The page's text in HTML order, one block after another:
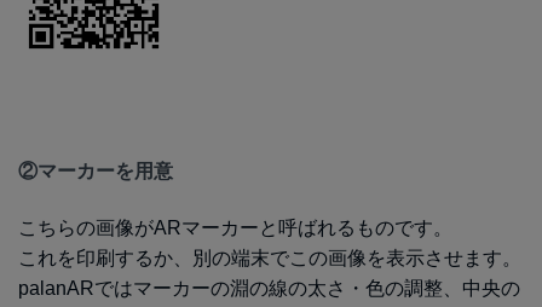
②マーカーを用意
こちらの画像がARマーカーと呼ばれるものです。
これを印刷するか、別の端末でこの画像を表示させます。
palanARではマーカーの淵の線の太さ・色の調整、中央の